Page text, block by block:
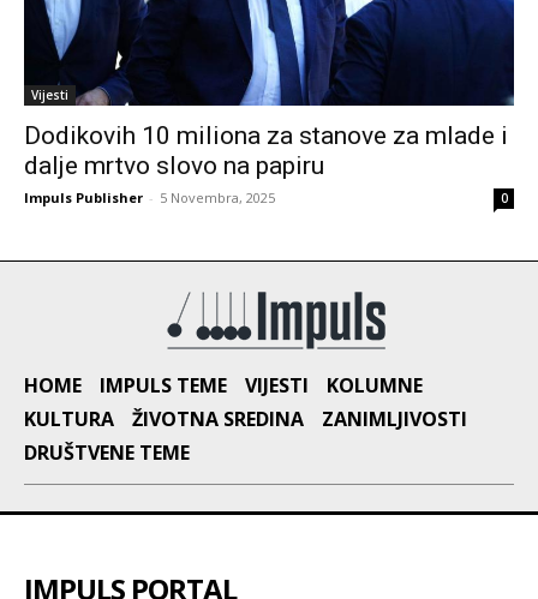
Vijesti
Dodikovih 10 miliona za stanove za mlade i
dalje mrtvo slovo na papiru
Impuls Publisher - 5 Novembra, 2025 0
HOME IMPULS TEME VIJESTI
KOLUMNE
KULTURA
ŽIVOTNA SREDINA
ZANIMLJIVOSTI
DRUŠTVENE TEME
IMPULS PORTAL